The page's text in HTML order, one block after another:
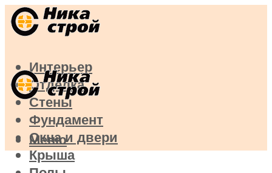
Интерьер
Отделка
Стены
Фундамент
Окна и двери
Крыша
Меню